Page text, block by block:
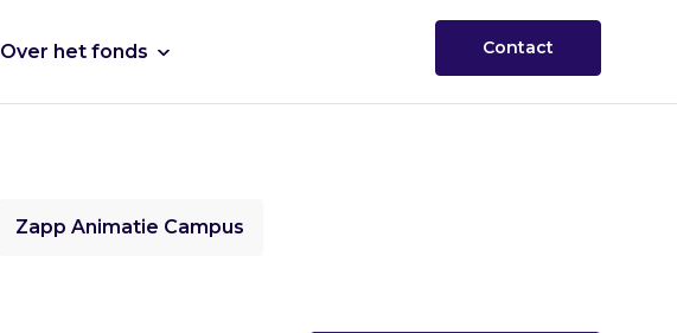
Over het fonds Contact
Zapp Animatie Campus